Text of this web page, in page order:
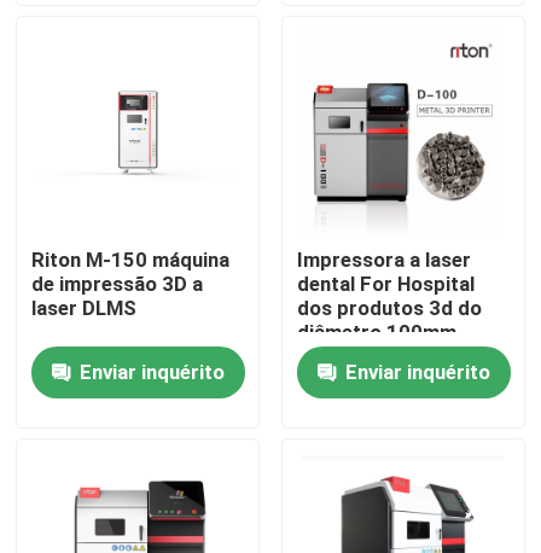
Controle de Qualidade
notícias
Todos os casos
Impressora dental do metal 3D
Riton M-150 máquina
de impressão 3D a
laser DLMS
Enviar inquérito
Impressora a laser
dental For Hospital
dos produtos 3d do
diâmetro 100mm
Enviar inquérito